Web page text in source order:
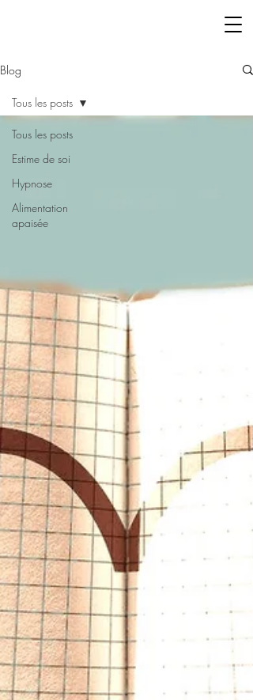
Blog
Tous les posts
Estime de soi
Hypnose
Alimentation
apaisée
Tous les posts